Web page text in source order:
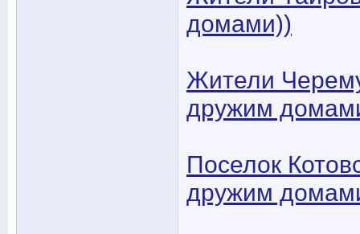
домами))
Жители
дружим
Поселок
дружим